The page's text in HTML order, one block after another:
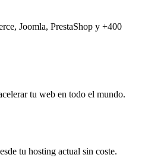
Joomla, PrestaShop y +400
tu web en todo el mundo.
tu hosting actual sin coste.